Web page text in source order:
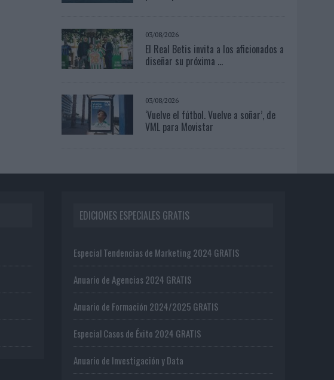
03/08/2026
El Real Betis invita a los aficionados a
diseñar su próxima ...
03/08/2026
‘Vuelve el fútbol. Vuelve a soñar’, de
VML para Movistar
EDICIONES ESPECIALES GRATIS
Especial Tendencias de Marketing 2024 GRATIS
Anuario de Agencias 2024 GRATIS
Anuario de Formación 2024/2025 GRATIS
Especial Casos de Éxito 2024 GRATIS
Anuario de Investigación y Data